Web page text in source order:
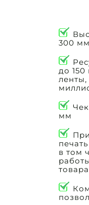
300
до
ленты,
мм
в том